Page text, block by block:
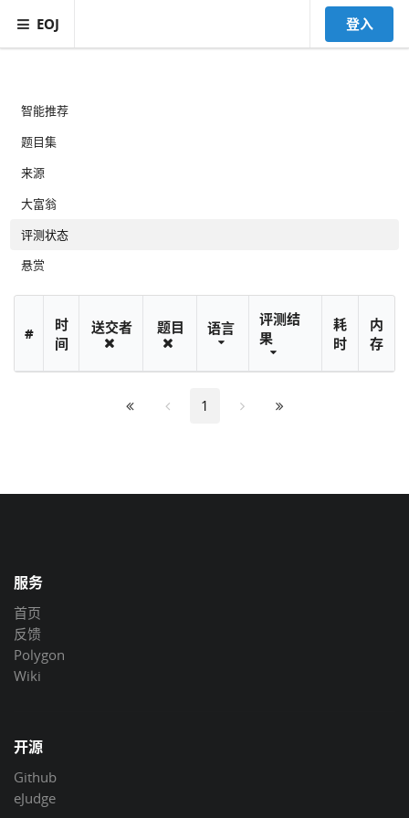
EOJ 登入
智能推荐
题目集
来源
大富翁
评测状态
悬赏
#
时
间
送交者 题目 语言
评测结
果
耗
时
内
存
1
服务
首页
反馈
Polygon
Wiki
开源
Github
eJudge